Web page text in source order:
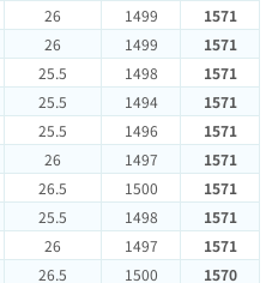
26 1499
1571
26 1499
1571
25.5 1498
1571
25.5 1494
1571
25.5 1496
1571
26 1497
1571
26.5 1500
1571
25.5 1498
1571
26 1497
1571
26.5 1500
1570